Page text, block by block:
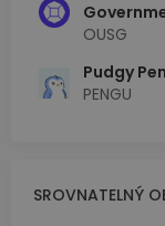
OUSG
Pudgy
PENGU
SROVNATELNÝ